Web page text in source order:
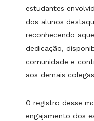
estudantes
dos alunos
reconhecendo
dedicação,
comunidade e
aos demais
O registro desse
engajamento dos